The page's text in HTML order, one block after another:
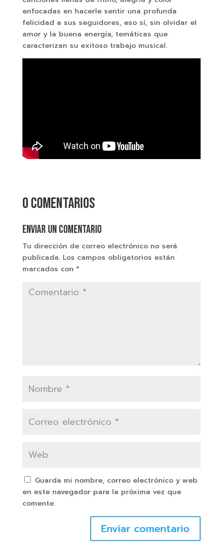
enfocadas en hacerle sentir una profunda
felicidad a sus seguidores, eso sí, sin olvidar el
amor y la buena energía, temáticas que
caracterizan su exitoso trabajo musical.
0 comentarios
Enviar un comentario
Tu dirección de correo electrónico no será
publicada. Los campos obligatorios están
marcados con *
Guarda mi nombre, correo electrónico y web
en este navegador para la próxima vez que
comente.
Enviar comentario